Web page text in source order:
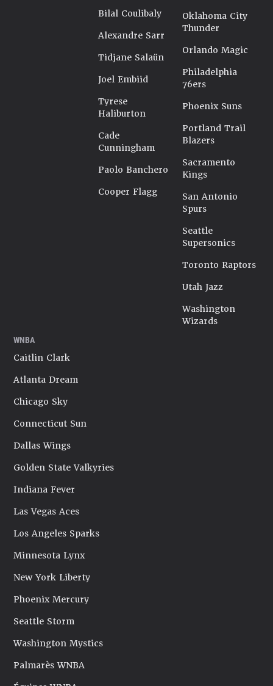
Bilal Coulibaly
Alexandre Sarr
Tidjane Salaün
Joel Embiid
Tyrese
Haliburton
Cade
Cunningham
Paolo Banchero
Cooper Flagg
Oklahoma City
Thunder
Orlando Magic
Philadelphia
76ers
Phoenix Suns
Portland Trail
Blazers
Sacramento
Kings
San Antonio
Spurs
Seattle
Supersonics
Toronto Raptors
Utah Jazz
Washington
Wizards
WNBA
Caitlin Clark
Atlanta Dream
Chicago Sky
Connecticut Sun
Dallas Wings
Golden State Valkyries
Indiana Fever
Las Vegas Aces
Los Angeles Sparks
Minnesota Lynx
New York Liberty
Phoenix Mercury
Seattle Storm
Washington Mystics
Palmarès WNBA